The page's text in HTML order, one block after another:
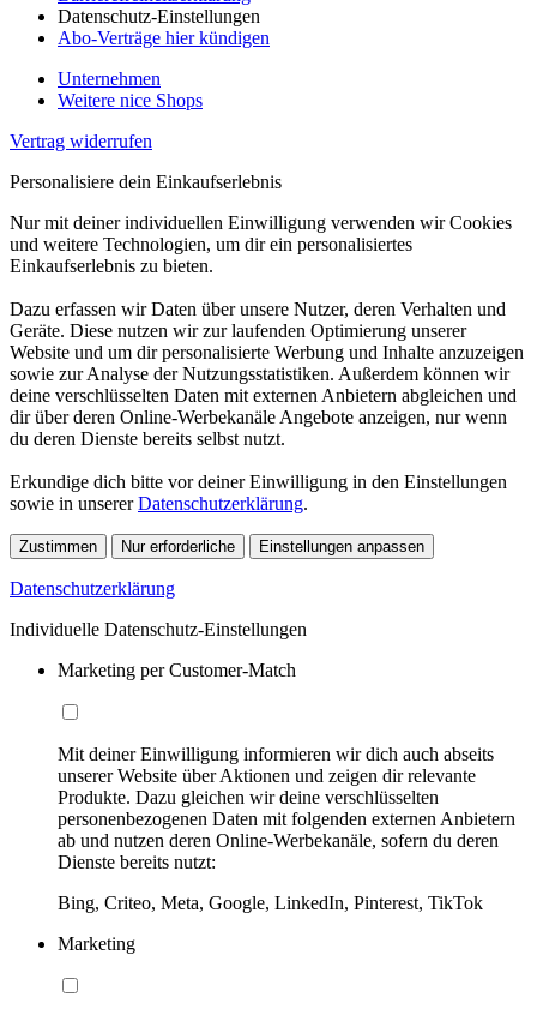
Datenschutz-Einstellungen
Abo-Verträge hier kündigen
Unternehmen
Weitere nice Shops
Vertrag widerrufen
Personalisiere dein Einkaufserlebnis
Nur mit deiner individuellen Einwilligung verwenden wir Cookies
und weitere Technologien, um dir ein personalisiertes
Einkaufserlebnis zu bieten.
Dazu erfassen wir Daten über unsere Nutzer, deren Verhalten und
Geräte. Diese nutzen wir zur laufenden Optimierung unserer
Website und um dir personalisierte Werbung und Inhalte anzuzeigen
sowie zur Analyse der Nutzungsstatistiken. Außerdem können wir
deine verschlüsselten Daten mit externen Anbietern abgleichen und
dir über deren Online-Werbekanäle Angebote anzeigen, nur wenn
du deren Dienste bereits selbst nutzt.
Erkundige dich bitte vor deiner Einwilligung in den Einstellungen
sowie in unsererDatenschutzerklärung.
Zustimmen Nur erforderliche Einstellungen anpassen
Datenschutzerklärung
Individuelle Datenschutz-Einstellungen
Marketing per Customer-Match
Mit deiner Einwilligung informieren wir dich auch abseits
unserer Website über Aktionen und zeigen dir relevante
Produkte. Dazu gleichen wir deine verschlüsselten
personenbezogenen Daten mit folgenden externen Anbietern
ab und nutzen deren Online-Werbekanäle, sofern du deren
Dienste bereits nutzt:
Bing, Criteo, Meta, Google, LinkedIn, Pinterest, TikTok
Marketing